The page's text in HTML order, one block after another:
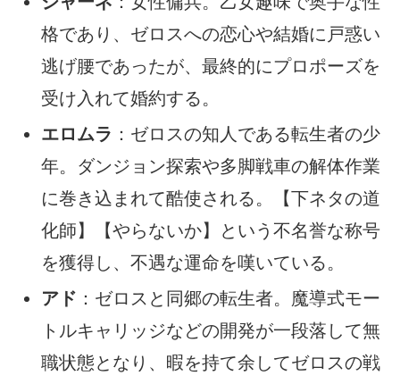
格であり、ゼロスへの恋心や結婚に戸惑い
逃げ腰であったが、最終的にプロポーズを
受け入れて婚約する。
エロムラ ：ゼロスの知人である転生者の少
年。ダンジョン探索や多脚戦車の解体作業
に巻き込まれて酷使される。【下ネタの道
化師】【やらないか】という不名誉な称号
を獲得し、不遇な運命を嘆いている。
アド ：ゼロスと同郷の転生者。魔導式モー
トルキャリッジなどの開発が一段落して無
職状態となり、暇を持て余してゼロスの戦